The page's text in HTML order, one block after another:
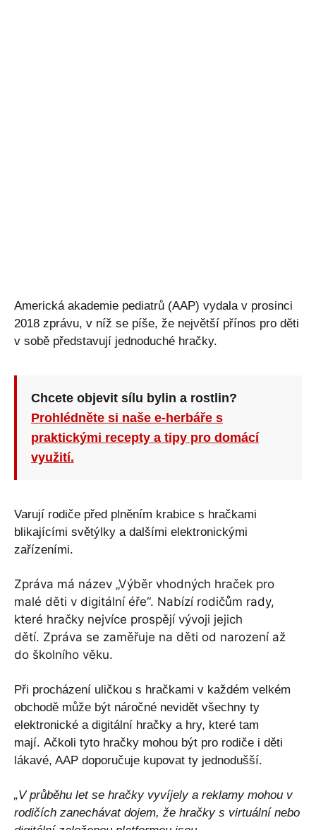
Americká akademie pediatrů (AAP) vydala v prosinci
2018 zprávu, v níž se píše, že největší přínos pro děti
v sobě představují jednoduché hračky.
Chcete objevit sílu bylin a rostlin?
Prohlédněte si naše e-herbáře s
praktickými recepty a tipy pro domácí
využití.
Varují rodiče před plněním krabice s hračkami
blikajícími světýlky a dalšími elektronickými
zařízeními.
Zpráva má název „Výběr vhodných hraček pro
malé děti v digitální éře“. Nabízí rodičům rady,
které hračky nejvíce prospějí vývoji jejich
dětí. Zpráva se zaměřuje na děti od narození až
do školního věku.
Při procházení uličkou s hračkami v každém velkém
obchodě může být náročné nevidět všechny ty
elektronické a digitální hračky a hry, které tam
mají. Ačkoli tyto hračky mohou být pro rodiče i děti
lákavé, AAP doporučuje kupovat ty jednodušší.
„V průběhu let se hračky vyvíjely a reklamy mohou v
rodičích zanechávat dojem, že hračky s virtuální nebo